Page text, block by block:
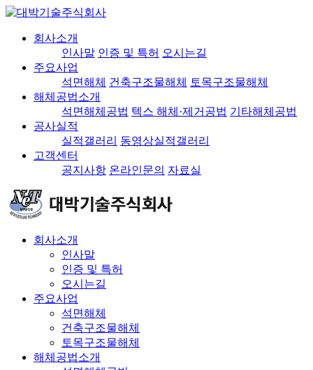
회사소개
인사말 인증 및 특허 오시는길
주요사업
석면해체 건축구조물해체
토목구조물해체
해체공법소개
석면해체공법 텍스 해체·제거공법 기타해체공법
공사실적
실적갤러리 동영상실적갤러리
고객센터
공지사항 온라인문의 자료실
회사소개
인사말
인증 및 특허
오시는길
주요사업
석면해체
건축구조물해체
토목구조물해체
해체공법소개